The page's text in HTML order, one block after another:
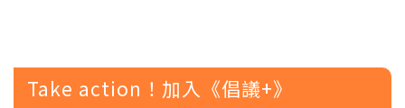
Take action！加入《倡議+》